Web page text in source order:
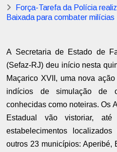
Força-Tarefa da Polícia
Baixada para combater milícias
A Secretaria de Estado de
(Sefaz-RJ) deu início nesta
Maçarico XVII, uma nova
indícios de simulação de
conhecidas como noteiras. Os
Estadual vão vistoriar,
estabelecimentos
outros 23 municípios: Aperibé,